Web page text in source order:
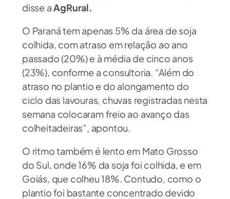
disse aAgRural.
O Paraná tem apenas 5% da área de soja
colhida, com atraso em relação ao ano
passado (20%) e à média de cinco anos
(23%), conforme a consultoria. “Além do
atraso no plantio e do alongamento do
ciclo das lavouras, chuvas registradas nesta
semana colocaram freio ao avanço das
colheitadeiras”, apontou.
O ritmo também é lento em Mato Grosso
do Sul, onde 16% da soja foi colhida, e em
Goiás, que colheu 18%. Contudo, como o
plantio foi bastante concentrado devido